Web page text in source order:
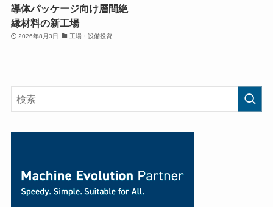
導体パッケージ向け層間絶
縁材料の新工場
2026年8月3日 工場・設備投資